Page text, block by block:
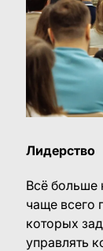
Лидерство
Всё больше
чаще всего
которых
управлять